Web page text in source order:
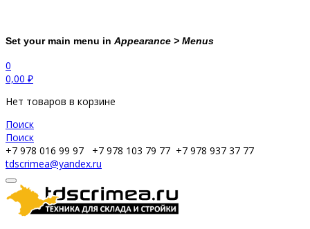
Set your main menu in Appearance > Menus
0
0,00 ₽
Нет товаров в корзине
Поиск
Поиск
+7 978 016 99 97
+7 978 103 79 77 +7 978 937 37 77
tdscrimea@yandex.ru